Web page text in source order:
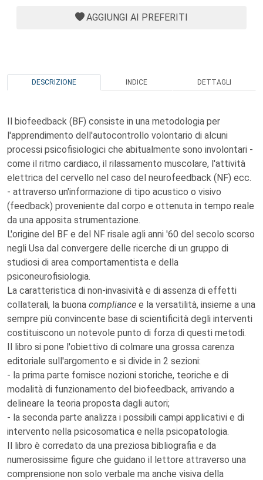
AGGIUNGI AI PREFERITI
DESCRIZIONE INDICE DETTAGLI
Il biofeedback (BF) consiste in una metodologia per
l'apprendimento dell'autocontrollo volontario di alcuni
processi psicofisiologici che abitualmente sono involontari -
come il ritmo cardiaco, il rilassamento muscolare, l'attività
elettrica del cervello nel caso del neurofeedback (NF) ecc.
- attraverso un'informazione di tipo acustico o visivo
(feedback) proveniente dal corpo e ottenuta in tempo reale
da una apposita strumentazione.
L'origine del BF e del NF risale agli anni '60 del secolo scorso
negli Usa dal convergere delle ricerche di un gruppo di
studiosi di area comportamentista e della
psiconeurofisiologia.
La caratteristica di non-invasività e di assenza di effetti
collaterali, la buona compliance e la versatilità, insieme a una
sempre più convincente base di scientificità degli interventi
costituiscono un notevole punto di forza di questi metodi.
Il libro si pone l'obiettivo di colmare una grossa carenza
editoriale sull'argomento e si divide in 2 sezioni:
- la prima parte fornisce nozioni storiche, teoriche e di
modalità di funzionamento del biofeedback, arrivando a
delineare la teoria proposta dagli autori;
- la seconda parte analizza i possibili campi applicativi e di
intervento nella psicosomatica e nella psicopatologia.
Il libro è corredato da una preziosa bibliografia e da
numerosissime figure che guidano il lettore attraverso una
comprensione non solo verbale ma anche visiva della